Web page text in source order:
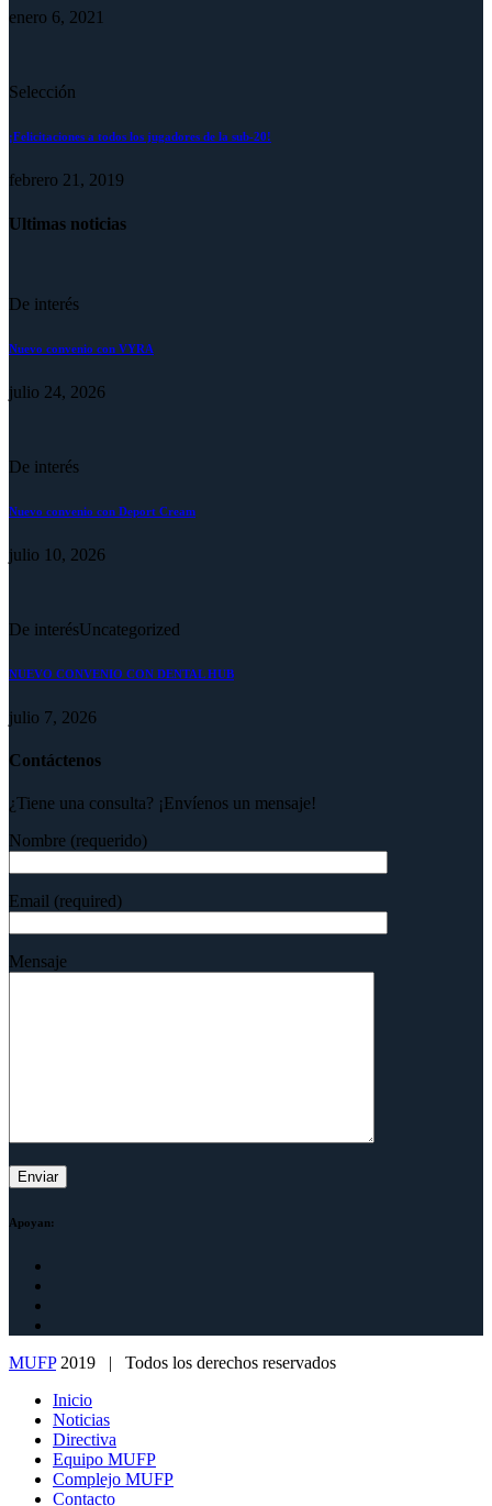
enero 6, 2021
Selección
¡Felicitaciones a todos los jugadores de la sub-20!
febrero 21, 2019
Ultimas noticias
De interés
Nuevo convenio con VYRA
julio 24, 2026
De interés
Nuevo convenio con Deport Cream
julio 10, 2026
De interésUncategorized
NUEVO CONVENIO CON DENTAL HUB
julio 7, 2026
Contáctenos
¿Tiene una consulta? ¡Envíenos un mensaje!
Nombre (requerido)
Email (required)
Mensaje
Apoyan:
MUFP2019 | Todos los derechos reservados
Inicio
Noticias
Directiva
Equipo MUFP
Complejo MUFP
Contacto